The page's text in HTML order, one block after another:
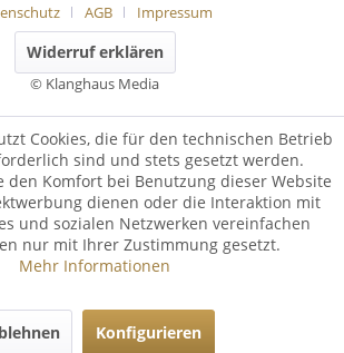
AGB Impressum
Widerruf erklären
© Klanghaus Media
Cookies, die für den technischen Betrieb
sind und stets gesetzt werden.
den Komfort bei Benutzung dieser Website
dienen oder die Interaktion mit
und sozialen Netzwerken vereinfachen
nur mit Ihrer Zustimmung gesetzt.
Mehr Informationen
Konfigurieren